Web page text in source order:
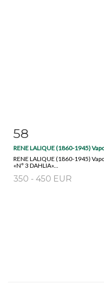
Item detail
58
RENE LALIQUE (1860-1945)
RENE LALIQUE (1860-1945)
«N° 3 DAHLIA»...
350 - 450 EUR